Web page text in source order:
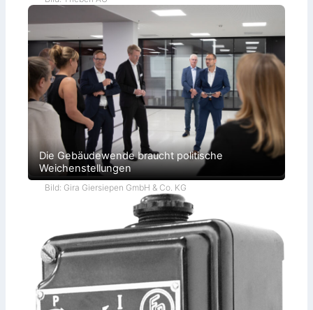
Die Gebäudewende braucht politische
Weichenstellungen
Bild: Gira Giersiepen GmbH & Co. KG